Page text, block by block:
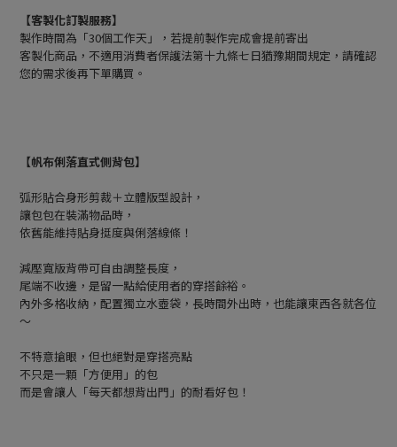
【客製化訂製服務】
製作時間為「30個工作天」，若提前製作完成會提前寄出
客製化商品，不適用消費者保護法第十九條七日猶豫期間規定，請確認
您的需求後再下單購買。
【帆布俐落直式側背包】
弧形貼合身形剪裁＋立體版型設計，
讓包包在裝滿物品時，
依舊能維持貼身挺度與俐落線條！
減壓寬版背帶可自由調整長度，
尾端不收邊，是留一點給使用者的穿搭餘裕。
內外多格收納，配置獨立水壺袋，長時間外出時，也能讓東西各就各位
～
不特意搶眼，但也絕對是穿搭亮點
不只是一顆「方便用」的包
而是會讓人「每天都想背出門」的耐看好包！